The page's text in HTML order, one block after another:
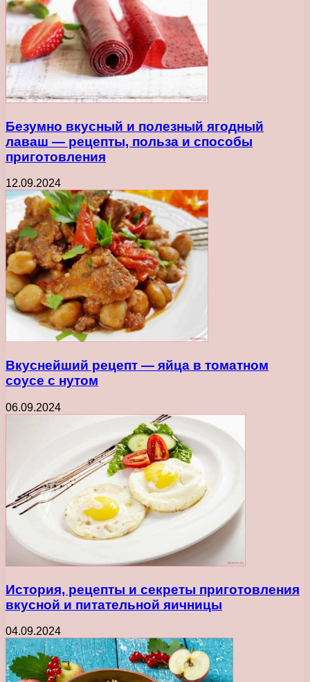
Безумно вкусный и полезный ягодный
лаваш — рецепты, польза и способы
приготовления
12.09.2024
Вкуснейший рецепт — яйца в томатном
соусе с нутом
06.09.2024
История, рецепты и секреты приготовления
вкусной и питательной яичницы
04.09.2024